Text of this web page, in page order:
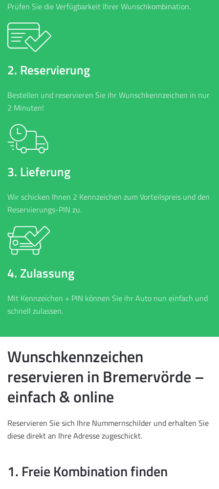
Prüfen Sie die Verfügbarkeit Ihrer Wunschkombination.
2. Reservierung
Bestellen und reservieren Sie ihr Wunschkennzeichen in nur
2 Minuten!
3. Lieferung
Wir schicken Ihnen 2 Kennzeichen zum Vorteilspreis und den
Reservierungs-PIN zu.
4. Zulassung
Mit Kennzeichen + PIN können Sie ihr Auto nun einfach und
schnell zulassen.
Wunschkennzeichen
reservieren in Bremervörde –
einfach & online
Reservieren Sie sich Ihre Nummernschilder und erhalten Sie
diese direkt an Ihre Adresse zugeschickt.
1. Freie Kombination finden